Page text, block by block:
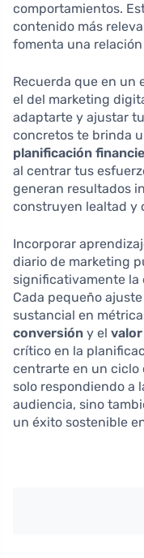
comportamientos.
contenido más
fomenta una
Recuerda que en un
el del marketing
adaptarte y ajustar
concretos te brinda
planificación
al centrar tus
generan resultados
construyen lealtad y
Incorporar
diario de marketing
significativamente la
Cada pequeño
sustancial en
conversión y el
crítico en la
centrarte en un ciclo
solo respondiendo a
audiencia, sino
un éxito sostenible